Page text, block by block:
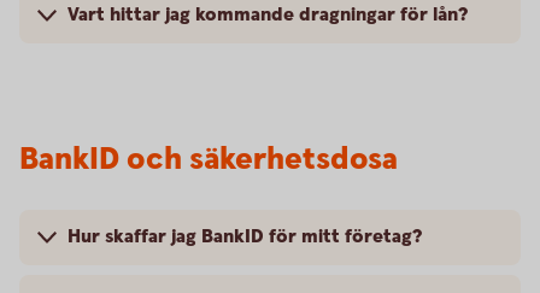
Vart hittar jag kommande dragningar för lån?
BankID och säkerhetsdosa
Hur skaffar jag BankID för mitt företag?